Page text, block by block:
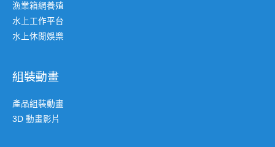
漁業箱網養殖
水上工作平台
水上休閒娛樂
組裝動畫
產品組裝動畫
3D 動畫影片